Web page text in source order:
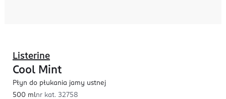
Listerine
Cool Mint
Płyn do płukania jamy ustnej
500 mlnr kat. 32758